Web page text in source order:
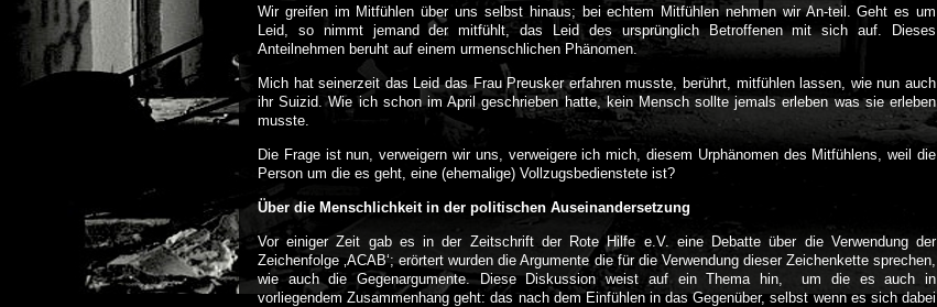
Wir greifen im Mitfühlen über uns selbst hinaus; bei echtem Mitfühlen nehmen wir An-teil. Geht es um
Leid, so nimmt jemand der mitfühlt, das Leid des ursprünglich Betroffenen mit sich auf. Dieses
Anteilnehmen beruht auf einem urmenschlichen Phänomen.
Mich hat seinerzeit das Leid das Frau Preusker erfahren musste, berührt, mitfühlen lassen, wie nun auch
ihr Suizid. Wie ich schon im April geschrieben hatte, kein Mensch sollte jemals erleben was sie erleben
musste.
Die Frage ist nun, verweigern wir uns, verweigere ich mich, diesem Urphänomen des Mitfühlens, weil die
Person um die es geht, eine (ehemalige) Vollzugsbedienstete ist?
Über die Menschlichkeit in der politischen Auseinandersetzung
Vor einiger Zeit gab es in der Zeitschrift der Rote Hilfe e.V. eine Debatte über die Verwendung der
Zeichenfolge ‚ACAB‘; erörtert wurden die Argumente die für die Verwendung dieser Zeichenkette sprechen,
wie auch die Gegenargumente. Diese Diskussion weist auf ein Thema hin, um die es auch in
vorliegendem Zusammenhang geht: das nach dem Einfühlen in das Gegenüber, selbst wenn es sich dabei